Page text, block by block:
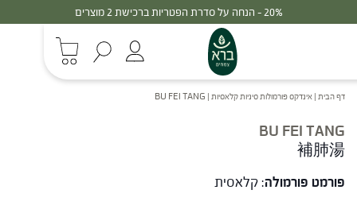
20% - הנחה על סדרת הפטריות ברכישת 2 מוצרים
דף הבית | אינדקס פורמולות סיניות קלאסיות |
BU FEI TANG
BU FEI TANG
補肺湯
פורמט פורמולה: קלאסית